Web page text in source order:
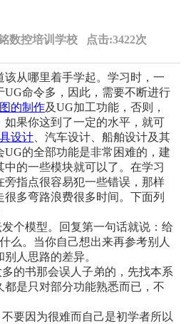
数控培训学校 点击:3422次
从哪里着手学起。学习时，一
UG命令多，因此，需要不断进行
的制作及UG加工功能，否则，
如果你这到了一定的水平，就可
设计 、汽车设计 、船舶设计及其
的全部功能是非常困难的，建
的一些模块就可以了。在学习
旁指点很容易犯一些错误，那样
多弯路浪费很多时间。下面列
个模型。回复第一句话就说：给
么。当你自己想出来再参考别人
人思路的差异。
的书那会误人子弟的，先找本系
是只对部分功能熟悉而已，不
要因为很难而自己是初学者所以